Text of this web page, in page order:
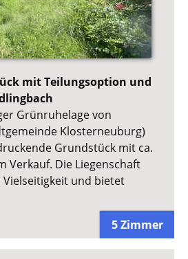
mit Teilungsoption und
Grünruhelage von
Klosterneuburg)
Grundstück mit ca.
Verkauf. Die Liegenschaft
und bietet
5 Zimmer